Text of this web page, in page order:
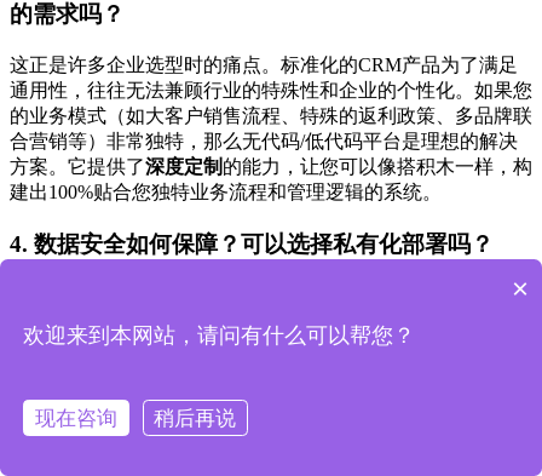
的需求吗？
这正是许多企业选型时的痛点。标准化的CRM产品为了满足
通用性，往往无法兼顾行业的特殊性和企业的个性化。如果您
的业务模式（如大客户销售流程、特殊的返利政策、多品牌联
合营销等）非常独特，那么无代码/低代码平台是理想的解决
方案。它提供了深度定制 的能力，让您可以像搭积木一样，构
建出100%贴合您独特业务流程和管理逻辑的系统。
4. 数据安全如何保障？可以选择私有化部署吗？
数据安全是重中之重。主流CRM提供商通常有公有云和私有
上。而私有化部署，则是将整套系统和数据库部署在企业自己
全性最高。对于数据敏感的汽车行业，这是一个非常重要的选
项。支道平台 明确支持私有化部署
×
欢迎来到本网站，请问有什么可以帮您？
现在咨询 稍后再说